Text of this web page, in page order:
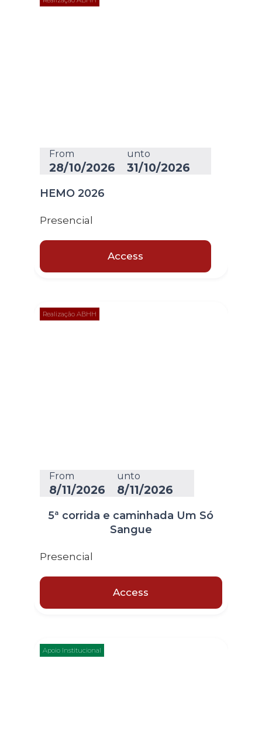
From
28/10/2026
unto
31/10/2026
HEMO 2026
Presencial
Access
Realização ABHH
From
8/11/2026
unto
8/11/2026
5ª corrida e caminhada Um Só
Sangue
Presencial
Access
Apoio Institucional